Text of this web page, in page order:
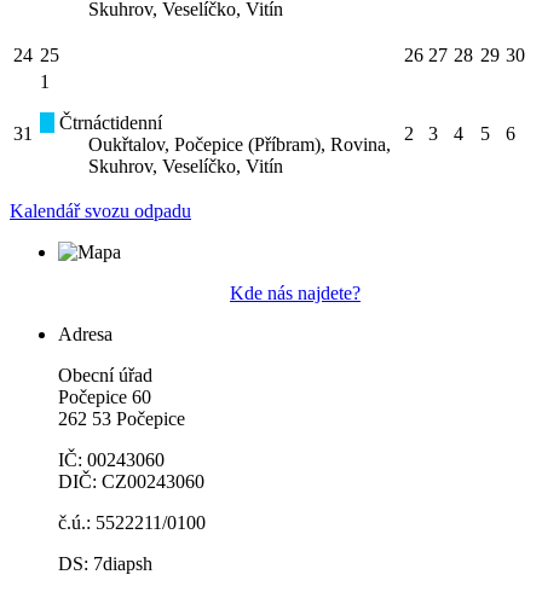
Skuhrov, Veselíčko, Vitín
24 25 26 27 28 29 30
31
1
Čtrnáctidenní
Oukřtalov, Počepice (Příbram), Rovina,
Skuhrov, Veselíčko, Vitín
2 3 4 5 6
Kalendář svozu odpadu
Kde nás najdete?
Adresa
Obecní úřad
Počepice 60
262 53 Počepice
IČ: 00243060
DIČ: CZ00243060
č.ú.: 5522211/0100
DS: 7diapsh